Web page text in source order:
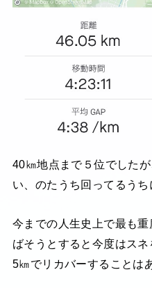
40㎞地点まで５位でした
い、のたうち回ってるう
今までの人生史上で最も
ばそうとすると今度はス
5㎞でリカバーすることは